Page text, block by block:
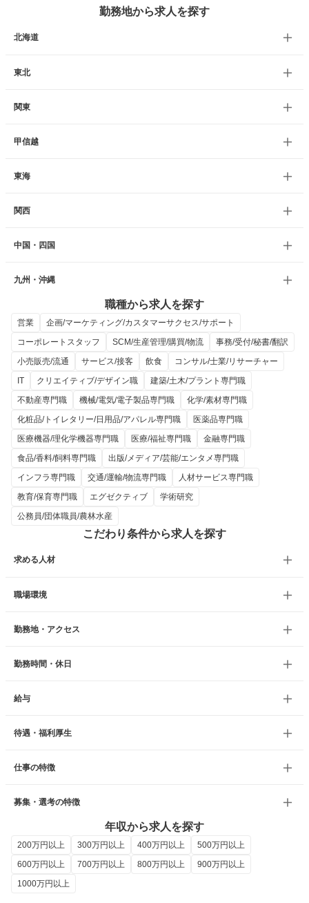
勤務地から求人を探す
北海道
東北
関東
甲信越
東海
関西
中国・四国
九州・沖縄
職種から求人を探す
営業
企画/マーケティング/カスタマーサクセス/サポート
コーポレートスタッフ
SCM/生産管理/購買/物流
事務/受付/秘書/翻訳
小売販売/流通
サービス/接客 飲食
コンサル/士業/リサーチャー
IT
クリエイティブ/デザイン職
建築/土木/プラント専門職
不動産専門職
機械/電気/電子製品専門職
化学/素材専門職
化粧品/トイレタリー/日用品/アパレル専門職
医薬品専門職
医療機器/理化学機器専門職
医療/福祉専門職
金融専門職
食品/香料/飼料専門職
出版/メディア/芸能/エンタメ専門職
インフラ専門職
交通/運輸/物流専門職
人材サービス専門職
教育/保育専門職
エグゼクティブ
学術研究
公務員/団体職員/農林水産
こだわり条件から求人を探す
求める人材
職場環境
勤務地・アクセス
勤務時間・休日
給与
待遇・福利厚生
仕事の特徴
募集・選考の特徴
年収から求人を探す
200万円以上 300万円以上 400万円以上
500万円以上
600万円以上
700万円以上 800万円以上
900万円以上
1000万円以上